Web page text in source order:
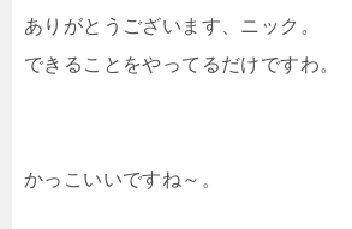
ありがとうございます、ニック。
できることをやってるだけですわ。
かっこいいですね～。